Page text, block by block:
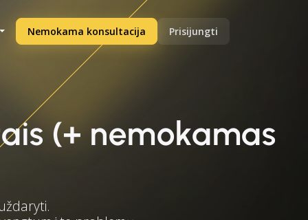
Nemokama konsultacija Prisijungti
(+ nemokamas